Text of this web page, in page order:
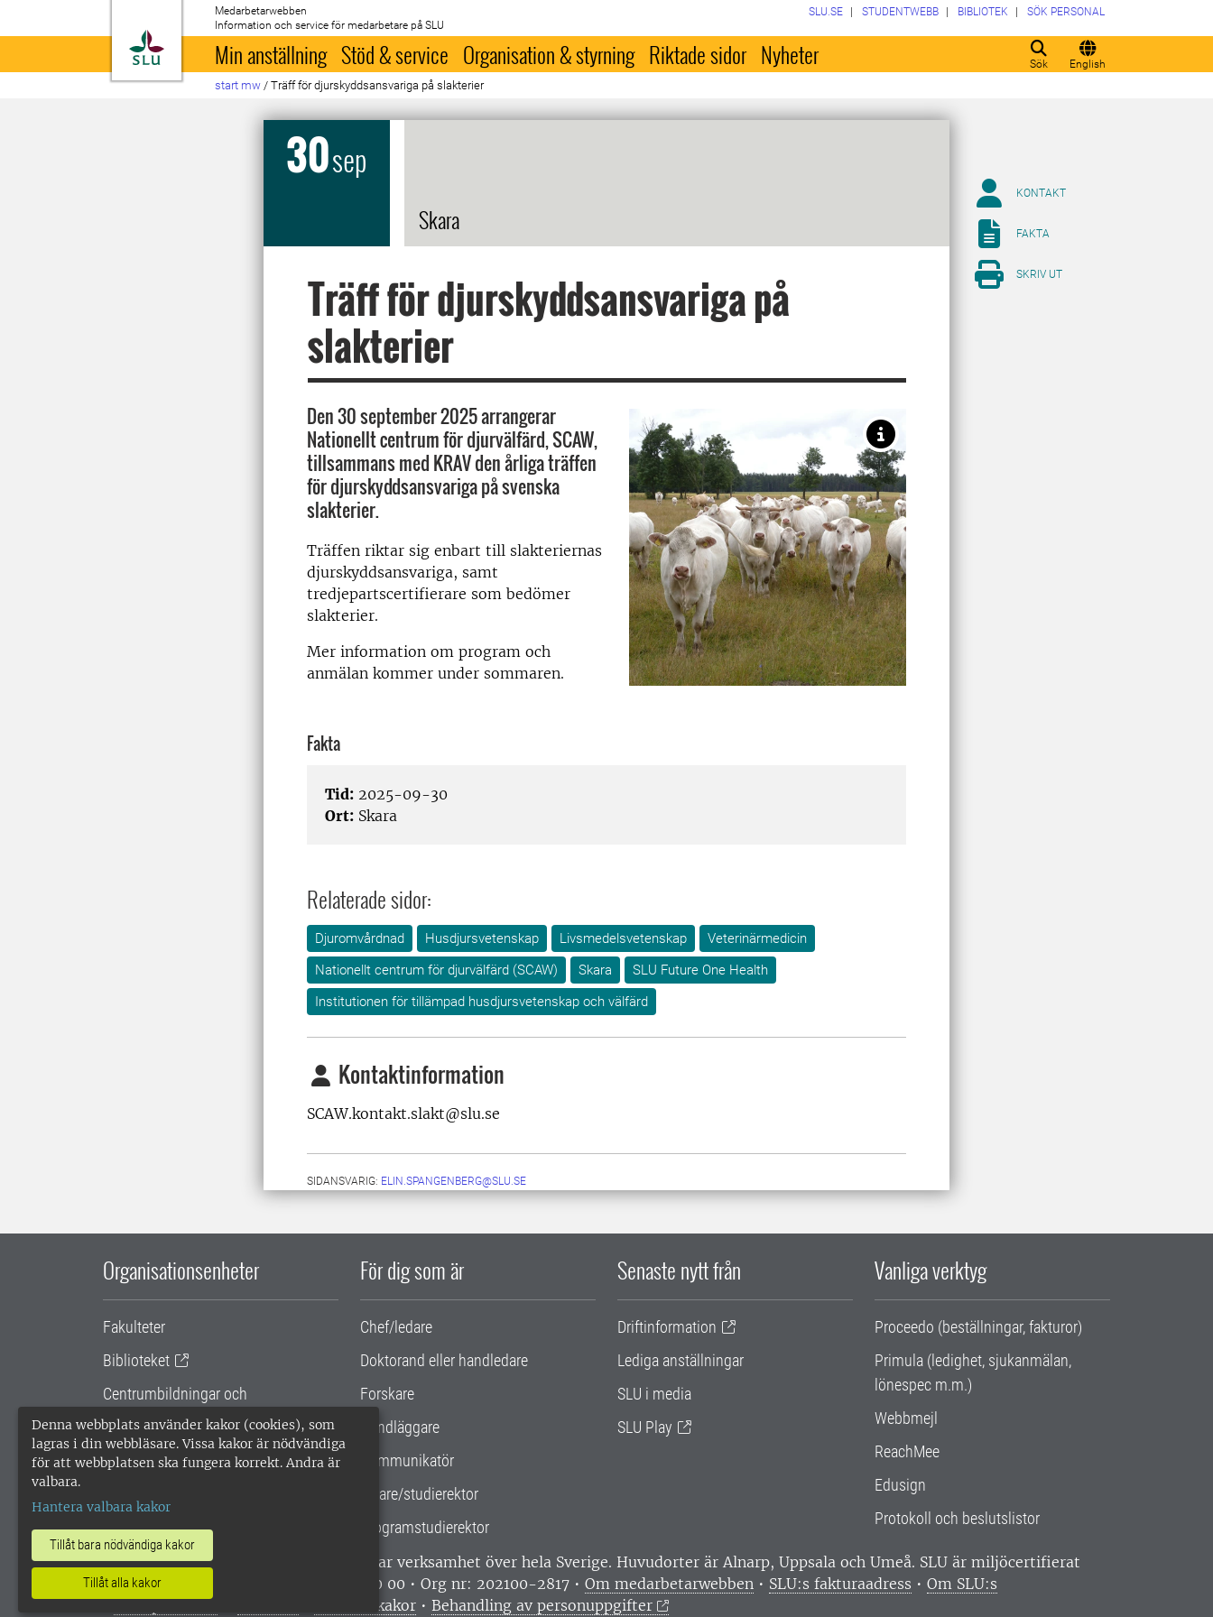
Denna webbplats använder kakor (cookies), som
lagras i din webbläsare. Vissa kakor är nödvändiga
för att webbplatsen ska fungera korrekt. Andra är
valbara.
Hantera valbara kakor
Tillåt bara nödvändiga kakor
Tillåt alla kakor
Till startsida
Medarbetarwebben
Information och service för medarbetare på SLU
Sök English
SLU.SE STUDENTWEBB BIBLIOTEK SÖK PERSONAL
Min anställning Stöd & service Organisation & styrning Riktade sidor Nyheter
start mw / Träff för djurskyddsansvariga på slakterier
30sep
Skara
Träff för djurskyddsansvariga på
slakterier
Den 30 september 2025 arrangerar
Nationellt centrum för djurvälfärd, SCAW,
tillsammans med KRAV den årliga träffen
för djurskyddsansvariga på svenska
slakterier.
Träffen riktar sig enbart till slakteriernas
djurskyddsansvariga, samt
tredjepartscertifierare som bedömer
slakterier.
Mer information om program och
anmälan kommer under sommaren.
Fakta
Tid: 2025-09-30
Ort: Skara
Relaterade sidor:
Djuromvårdnad Husdjursvetenskap Livsmedelsvetenskap
Veterinärmedicin
Nationellt centrum för djurvälfärd (SCAW)
Skara
SLU Future One Health
Institutionen för tillämpad husdjursvetenskap och välfärd
Kontaktinformation
SCAW.kontakt.slakt@slu.se
SIDANSVARIG: ELIN.SPANGENBERG@SLU.SE
KONTAKT
FAKTA
SKRIV UT
Organisationsenheter
Fakulteter
Biblioteket
Centrumbildningar och
samarbetsprojekt
Gemensamma verksamhetsstödet
För dig som är
Chef/ledare
Doktorand eller handledare
Forskare
Handläggare
Kommunikatör
Lärare/studierektor
Programstudierektor
Senaste nytt från
Driftinformation
Lediga anställningar
SLU i media
SLU Play
Vanliga verktyg
Proceedo (beställningar, fakturor)
Primula (ledighet, sjukanmälan,
lönespec m.m.)
Webbmejl
ReachMee
Edusign
Protokoll och beslutslistor
SLU, Sveriges lantbruksuniversitet, har verksamhet över hela Sverige. Huvudorter är Alnarp, Uppsala och Umeå. SLU är miljöcertifierat
enligt ISO 14001. •
Telefon: 018-67 10 00 • Org nr: 202100-2817 • Om medarbetarwebben • SLU:s fakturaadress • Om SLU:s
webbplatser
Hantera kakor •Behandling av personuppgifter